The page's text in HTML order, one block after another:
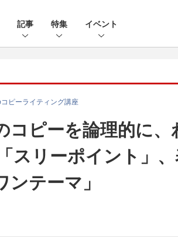
記事 特集 イベント
ピーライティング講座
コピーを論理的に、
スリーポイント」
テーマ」